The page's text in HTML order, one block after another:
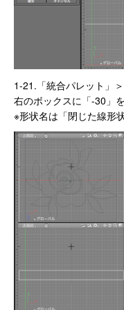
1-21.「統合パレット」
右のボックスに「-30」
※形状名は「閉じた線形